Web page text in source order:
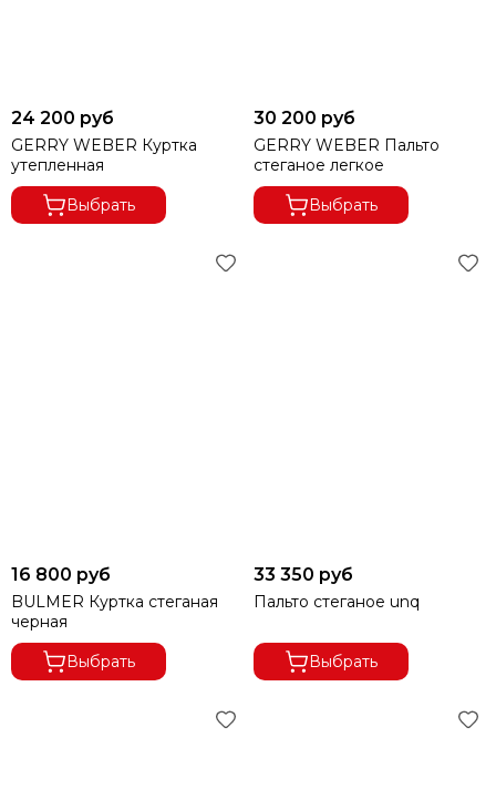
24 200 руб
GERRY WEBER Куртка
утепленная
Выбрать
30 200 руб
GERRY WEBER Пальто
стеганое легкое
Выбрать
16 800 руб
BULMER Куртка стеганая
черная
Выбрать
33 350 руб
Пальто стеганое unq
Выбрать